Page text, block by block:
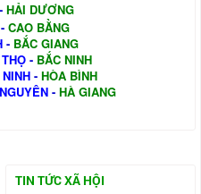
- HẢI DƯƠNG
- CAO BẰNG
- BẮC GIANG
- BẮC NINH
- HÒA BÌNH
- HÀ GIANG
TIN TỨC XÃ HỘI